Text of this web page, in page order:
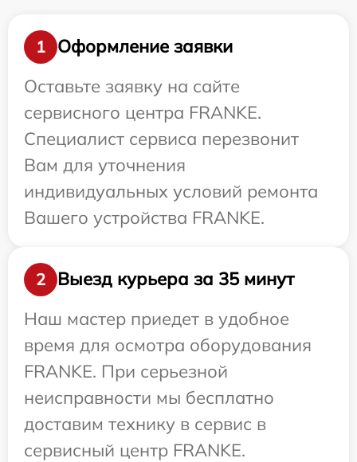
1
Оформление заявки
Оставьте заявку на сайте
сервисного центра FRANKE.
Специалист сервиса перезвонит
Вам для уточнения
индивидуальных условий ремонта
Вашего устройства FRANKE.
2
Выезд курьера за 35 минут
Наш мастер приедет в удобное
время для осмотра оборудования
FRANKE. При серьезной
неисправности мы бесплатно
доставим технику в сервис в
сервисный центр FRANKE.